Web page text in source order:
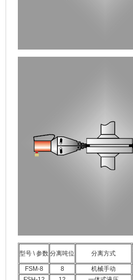
型号 \ 参数 分离吨位 分离方式
FSM-8
8 机械手动